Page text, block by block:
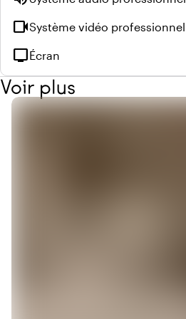
videocamSystème vidéo professionnel
tvÉcran
Voir plus